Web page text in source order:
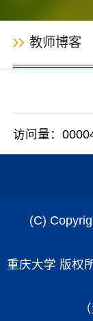
教师博客
访问量：
(C)
重庆大学 版权